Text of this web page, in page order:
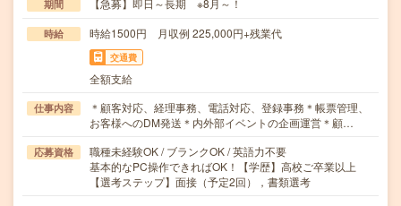
期間 【急募】即日～長期 ※8月～！
時給 時給1500円 月収例 225,000円+残業代
交通費
全額支給
仕事内容
＊顧客対応、経理事務、電話対応、登録事務＊帳票管理、
お客様へのDM発送＊内外部イベントの企画運営＊顧…
応募資格
職種未経験OK / ブランクOK / 英語力不要
基本的なPC操作できればOK！【学歴】高校ご卒業以上
【選考ステップ】面接（予定2回），書類選考